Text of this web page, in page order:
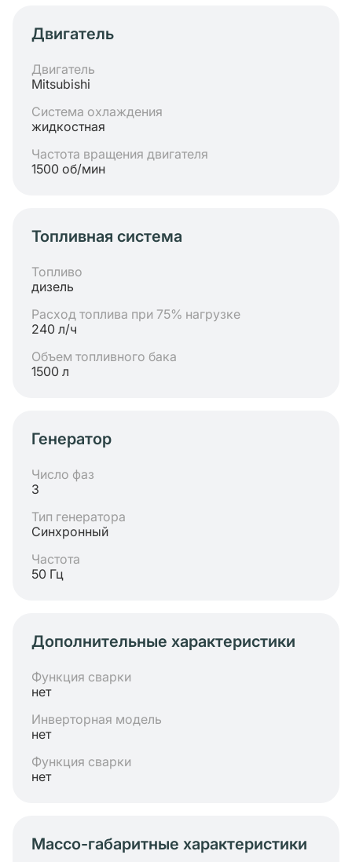
Двигатель
Двигатель
Mitsubishi
Система охлаждения
жидкостная
Частота вращения двигателя
1500 об/мин
Топливная система
Топливо
дизель
Расход топлива при 75% нагрузке
240 л/ч
Объем топливного бака
1500 л
Генератор
Число фаз
3
Тип генератора
Синхронный
Частота
50 Гц
Дополнительные характеристики
Функция сварки
нет
Инверторная модель
нет
Функция сварки
нет
Массо-габаритные характеристики